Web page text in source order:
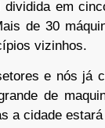
em
de 30
vizinhos.
e nós já
de
a cidade estará